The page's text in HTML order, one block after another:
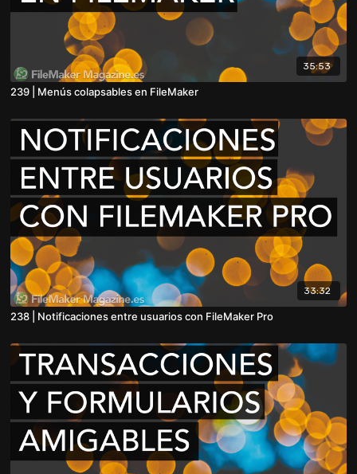
35:53
239 | Menús colapsables en FileMaker
33:32
238 | Notificaciones entre usuarios con FileMaker Pro